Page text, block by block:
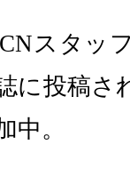
スタッ
に投稿さ
中。